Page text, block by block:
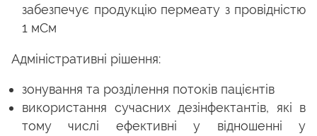
забезпечує продукцію пермеату з провідністю
1 мСм
Адміністративні рішення:
зонування та розділення потоків пацієнтів
використання сучасних дезінфектантів, які в
тому числі ефективні у відношенні у